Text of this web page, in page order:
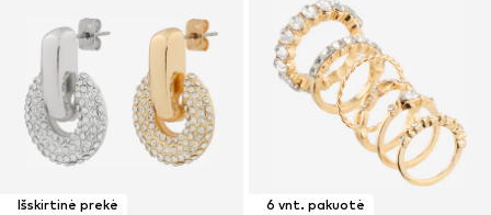
Išskirtinė prekė 6 vnt. pakuotė